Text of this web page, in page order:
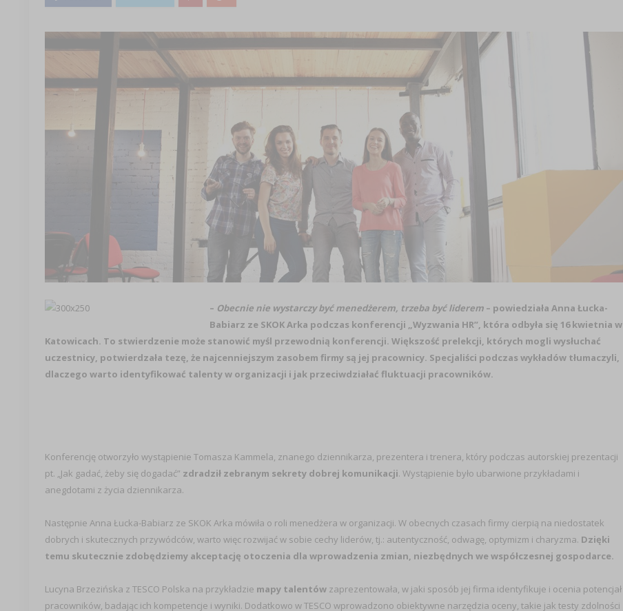
– Obecnie nie wystarczy być menedżerem, trzeba być liderem – powiedziała Anna Łucka-
Babiarz ze SKOK Arka podczas konferencji „Wyzwania HR”, która odbyła się 16 kwietnia w
Katowicach. To stwierdzenie może stanowić myśl przewodnią konferencji. Większość prelekcji, których mogli wysłuchać
uczestnicy, potwierdzała tezę, że najcenniejszym zasobem firmy są jej pracownicy. Specjaliści podczas wykładów tłumaczyli,
dlaczego warto identyfikować talenty w organizacji i jak przeciwdziałać fluktuacji pracowników.
Konferencję otworzyło wystąpienie Tomasza Kammela, znanego dziennikarza, prezentera i trenera, który podczas autorskiej prezentacji
pt. „Jak gadać, żeby się dogadać” zdradził zebranym sekrety dobrej komunikacji. Wystąpienie było ubarwione przykładami i
anegdotami z życia dziennikarza.
Następnie Anna Łucka-Babiarz ze SKOK Arka mówiła o roli menedżera w organizacji. W obecnych czasach firmy cierpią na niedostatek
dobrych i skutecznych przywódców, warto więc rozwijać w sobie cechy liderów, tj.: autentyczność, odwagę, optymizm i charyzma. Dzięki
temu skutecznie zdobędziemy akceptację otoczenia dla wprowadzenia zmian, niezbędnych we współczesnej gospodarce.
Lucyna Brzezińska z TESCO Polska na przykładzie mapy talentówzaprezentowała, w jaki sposób jej firma identyfikuje i ocenia potencjał
pracowników, badając ich kompetencje i wyniki. Dodatkowo w TESCO wprowadzono obiektywne narzędzia oceny, takie jak testy zdolności